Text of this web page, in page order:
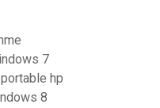
7
hp
8